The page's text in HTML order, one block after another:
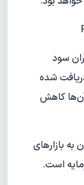
سود
شده
کاهش
بازارهای
است.